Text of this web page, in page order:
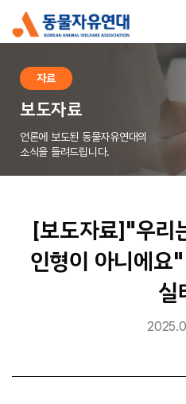
자료
보도자료
언론에 보도된 동물자유연대의
소식을 들려드립니다.
[보도자료]"우리
인형이 아니에요
실